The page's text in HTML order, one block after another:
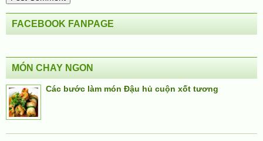
FACEBOOK FANPAGE
MÓN CHAY NGON
Các bước làm món Đậu hủ cuộn xốt tương